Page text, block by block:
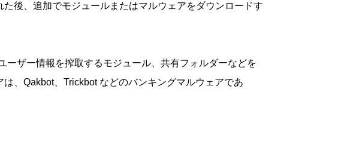
後、追加でモジュールまたはマルウェアをダウンロードす
ザー情報を搾取するモジュール、共有フォルダーなどを
、Qakbot、Trickbot などのバンキングマルウェアであ